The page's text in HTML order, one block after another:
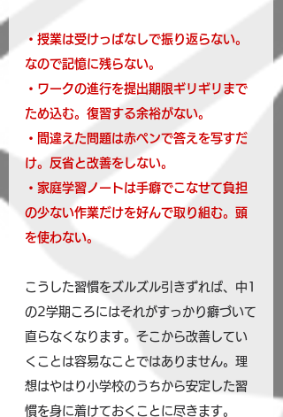
・授業は受けっぱなしで振り返らない。
なので記憶に残らない。
・ワークの進行を提出期限ギリギリまで
ため込む。復習する余裕がない。
・間違えた問題は赤ペンで答えを写すだ
け。反省と改善をしない。
・家庭学習ノートは手癖でこなせて負担
の少ない作業だけを好んで取り組む。頭
を使わない。
こうした習慣をズルズル引きずれば、中1
の2学期ころにはそれがすっかり癖づいて
直らなくなります。そこから改善してい
くことは容易なことではありません。理
想はやはり小学校のうちから安定した習
慣を身に着けておくことに尽きます。